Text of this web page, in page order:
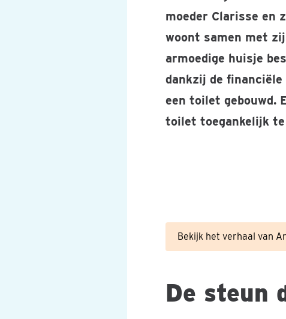
moeder Clarisse en
woont samen met
armoedige huisje
dankzij de
een toilet gebouwd.
toilet toegankelijk te
Bekijk het verhaal van
De steun